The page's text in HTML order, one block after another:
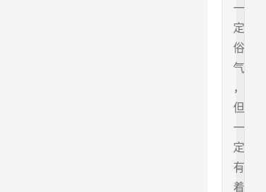
一
定
俗
气
，
但
一
定
有
着